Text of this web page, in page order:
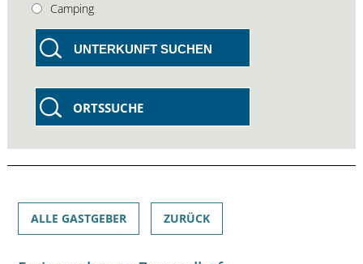
Camping
UNTERKUNFT SUCHEN
ORTSSUCHE
ALLE GASTGEBER ZURÜCK